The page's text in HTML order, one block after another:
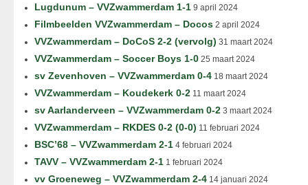
Lugdunum – VVZwammerdam 1-1 9 april 2024
Filmbeelden VVZwammerdam – Docos 2 april 2024
VVZwammerdam – DoCoS 2-2 (vervolg) 31 maart 2024
VVZwammerdam – Soccer Boys 1-0 25 maart 2024
sv Zevenhoven – VVZwammerdam 0-4 18 maart 2024
VVZwammerdam – Koudekerk 0-2 11 maart 2024
sv Aarlanderveen – VVZwammerdam 0-2 3 maart 2024
VVZwammerdam – RKDES 0-2 (0-0) 11 februari 2024
BSC’68 – VVZwammerdam 2-1 4 februari 2024
TAVV – VVZwammerdam 2-1 1 februari 2024
vv Groeneweg – VVZwammerdam 2-4 14 januari 2024